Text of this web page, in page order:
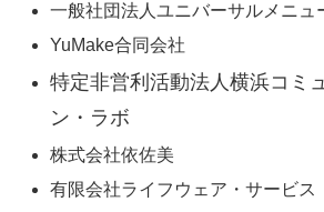
一般社団法人ユニバーサルメニュ
YuMake合同会社
特定非営利活動法人横浜コミ
ン・ラボ
株式会社依佐美
有限会社ライフウェア・サービス